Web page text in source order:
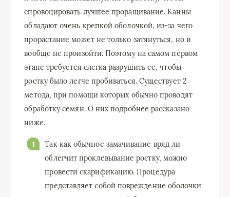
спровоцировать лучшее проращивание. Канны
обладают очень крепкой оболочкой, из-за чего
прорастание может не только затянуться, но и
вообще не произойти. Поэтому на самом первом
этапе требуется слегка разрушить ее, чтобы
ростку было легче пробиваться. Существует 2
метода, при помощи которых обычно проводят
обработку семян. О них подробнее рассказано
ниже.
Так как обычное замачивание вряд ли
облегчит проклевывание ростку, можно
провести скарификацию. Процедура
представляет собой повреждение оболочки